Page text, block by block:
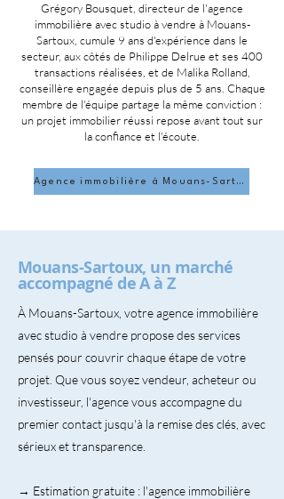
Grégory Bousquet, directeur de l'agence
immobilière avec studio à vendre à Mouans-
Sartoux, cumule 9 ans d'expérience dans le
secteur, aux côtés de Philippe Delrue et ses 400
transactions réalisées, et de Malika Rolland,
conseillère engagée depuis plus de 5 ans. Chaque
membre de l'équipe partage la même conviction :
un projet immobilier réussi repose avant tout sur
la confiance et l'écoute.
Agence immobilière à Mouans-Sartoux
Mouans-Sartoux, un marché
accompagné de A à Z
À Mouans-Sartoux, votre agence immobilière
avec studio à vendre propose des services
pensés pour couvrir chaque étape de votre
projet. Que vous soyez vendeur, acheteur ou
investisseur, l'agence vous accompagne du
premier contact jusqu'à la remise des clés, avec
sérieux et transparence.
→ Estimation gratuite : l'agence immobilière